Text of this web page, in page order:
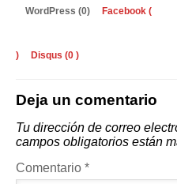
WordPress (0) Facebook (
) Disqus (0 )
Deja un comentario
Tu dirección de correo
campos obligatorios están
Comentario *